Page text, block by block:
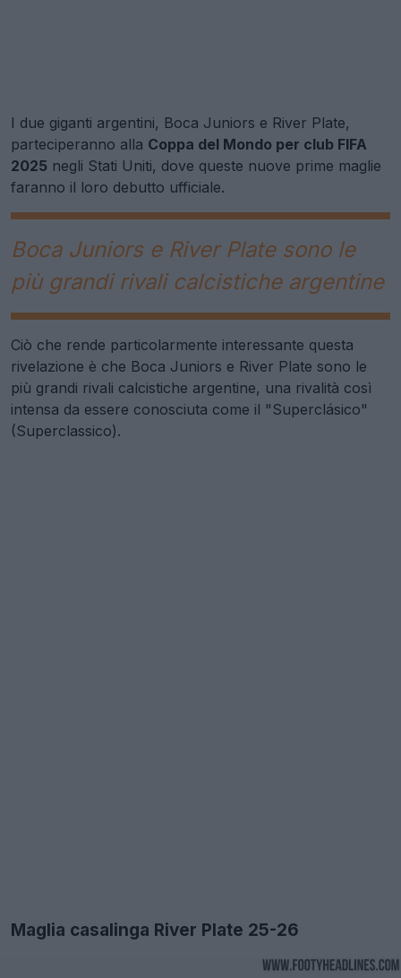
I due giganti argentini, Boca Juniors e River Plate,
parteciperanno alla Coppa del Mondo per club FIFA
2025 negli Stati Uniti, dove queste nuove prime maglie
faranno il loro debutto ufficiale.
Boca Juniors e River Plate sono le
più grandi rivali calcistiche argentine
Ciò che rende particolarmente interessante questa
rivelazione è che Boca Juniors e River Plate sono le
più grandi rivali calcistiche argentine, una rivalità così
intensa da essere conosciuta come il "Superclásico"
(Superclassico).
Maglia casalinga River Plate 25-26